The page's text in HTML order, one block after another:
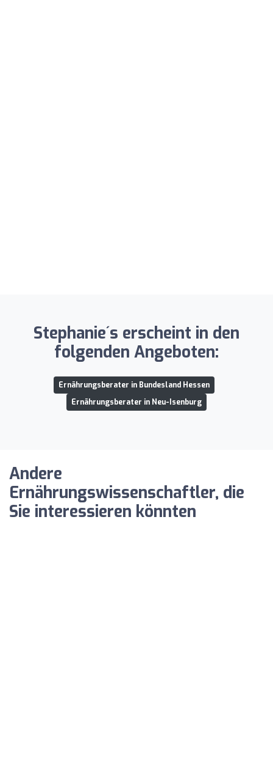
Stephanie´s erscheint in den
folgenden Angeboten:
Ernährungsberater in Bundesland Hessen
Ernährungsberater in Neu-Isenburg
Andere
Ernährungswissenschaftler, die
Sie interessieren könnten